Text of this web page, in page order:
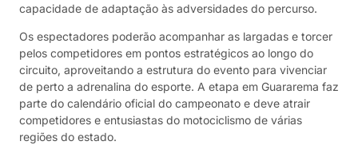
capacidade de adaptação às adversidades do percurso.
Os espectadores poderão acompanhar as largadas e torcer
pelos competidores em pontos estratégicos ao longo do
circuito, aproveitando a estrutura do evento para vivenciar
de perto a adrenalina do esporte. A etapa em Guararema faz
parte do calendário oficial do campeonato e deve atrair
competidores e entusiastas do motociclismo de várias
regiões do estado.